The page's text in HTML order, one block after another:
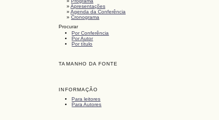
»Apresentações
»Agenda da Conferência
»Cronograma
Procurar
Por Conferência
Por Autor
Por título
TAMANHO DA FONTE
INFORMAÇÃO
Para leitores
Para Autores